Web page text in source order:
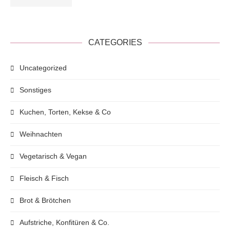
CATEGORIES
Uncategorized
Sonstiges
Kuchen, Torten, Kekse & Co
Weihnachten
Vegetarisch & Vegan
Fleisch & Fisch
Brot & Brötchen
Aufstriche, Konfitüren & Co.